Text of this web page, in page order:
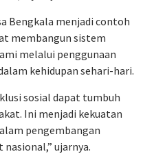
Bengkala menjadi contoh
membangun sistem
melalui penggunaan
kehidupan sehari-hari.
sosial dapat tumbuh
Ini menjadi kekuatan
pengembangan
ujarnya.